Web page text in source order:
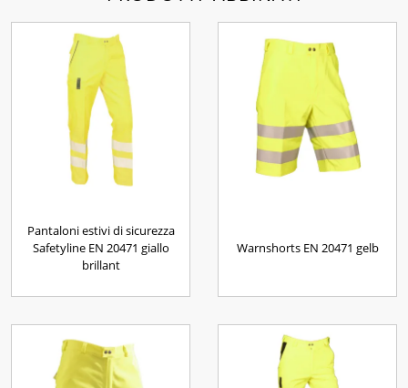
Pantaloni estivi di sicurezza
Safetyline EN 20471 giallo
brillant
Warnshorts EN 20471 gelb